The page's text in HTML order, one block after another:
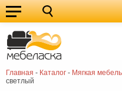
Главная - Каталог - Мягкая мебель
светлый
Кухонные
гарнитуры
Мебель
для
кухни
Мебель
для
Кровати